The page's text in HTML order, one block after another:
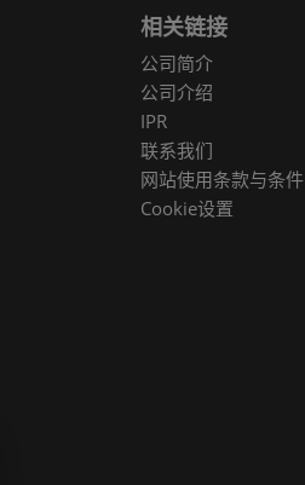
相关链接
公司简介
公司介绍
IPR
联系我们
网站使用条款与条件
Cookie设置